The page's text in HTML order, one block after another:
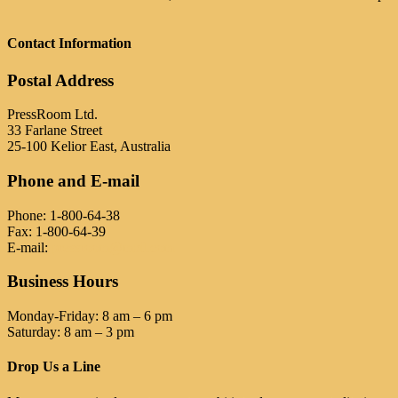
Contact Information
Postal Address
PressRoom Ltd.
33 Farlane Street
25-100 Kelior East, Australia
Phone and E-mail
Phone: 1-800-64-38
Fax: 1-800-64-39
E-mail:
Business Hours
Monday-Friday: 8 am – 6 pm
Saturday: 8 am – 3 pm
Drop Us a Line